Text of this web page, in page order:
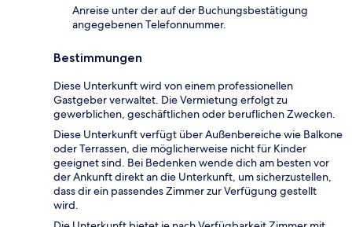
Anreise unter der auf der Buchungsbestätigung
angegebenen Telefonnummer.
Bestimmungen
Diese Unterkunft wird von einem professionellen
Gastgeber verwaltet. Die Vermietung erfolgt zu
gewerblichen, geschäftlichen oder beruflichen Zwecken.
Diese Unterkunft verfügt über Außenbereiche wie Balkone
oder Terrassen, die möglicherweise nicht für Kinder
geeignet sind. Bei Bedenken wende dich am besten vor
der Ankunft direkt an die Unterkunft, um sicherzustellen,
dass dir ein passendes Zimmer zur Verfügung gestellt
wird.